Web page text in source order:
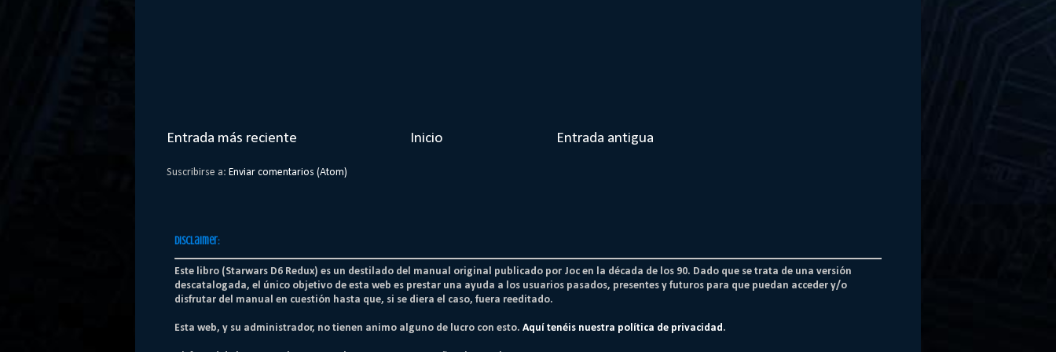
Entrada más reciente Entrada antigua
Inicio
Suscribirse a: Enviar comentarios (Atom)
Disclaimer:
Este libro (Starwars D6 Redux) es un destilado del manual original publicado por Joc en la década de los 90. Dado que se trata de una versión
descatalogada, el único objetivo de esta web es prestar una ayuda a los usuarios pasados, presentes y futuros para que puedan acceder y/o
disfrutar del manual en cuestión hasta que, si se diera el caso, fuera reeditado.
Esta web, y su administrador, no tienen animo alguno de lucro con esto. Aquí tenéis nuestra política de privacidad .